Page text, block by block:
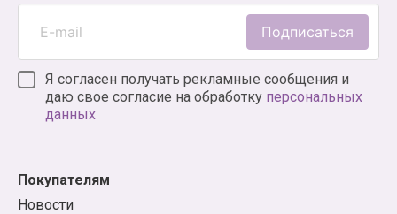
Подписаться
Я согласен получать рекламные сообщения и
даю свое согласие на обработку персональных
данных
Покупателям
Новости